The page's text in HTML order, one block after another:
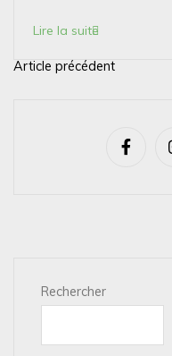
Lire la suite
N
Article précédent
Rechercher